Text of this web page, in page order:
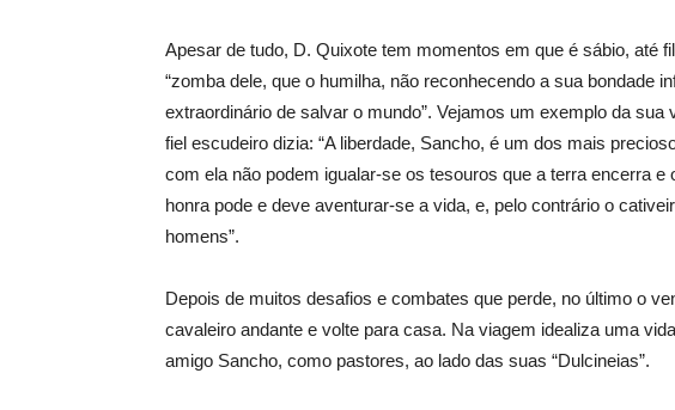
Apesar de tudo, D. Quixote tem momentos em que é sábio, até
“zomba dele, que o humilha, não reconhecendo a sua bondade
extraordinário de salvar o mundo”. Vejamos um exemplo da
fiel escudeiro dizia: “A liberdade, Sancho, é um dos mais
com ela não podem igualar-se os tesouros que a terra encerra
honra pode e deve aventurar-se a vida, e, pelo contrário o
homens”.
Depois de muitos desafios e combates que perde, no último o
cavaleiro andante e volte para casa. Na viagem idealiza uma
amigo Sancho, como pastores, ao lado das suas “Dulcineias”.